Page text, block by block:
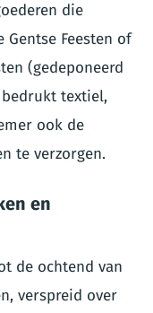
die
Feesten of
(gedeponeerd
bedrukt textiel,
ook de
te verzorgen.
en
de ochtend van
verspreid over